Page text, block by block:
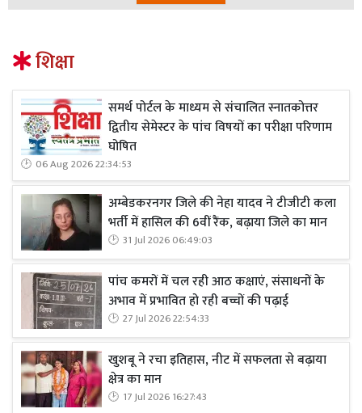
शिक्षा
समर्थ पोर्टल के माध्यम से संचालित स्नातकोत्तर
द्वितीय सेमेस्टर के पांच विषयों का परीक्षा परिणाम
घोषित
06 Aug 2026 22:34:53
अम्बेडकरनगर जिले की नेहा यादव ने टीजीटी कला
भर्ती में हासिल की 6वीं रैंक, बढ़ाया जिले का मान
31 Jul 2026 06:49:03
पांच कमरों में चल रही आठ कक्षाएं, संसाधनों के
अभाव में प्रभावित हो रही बच्चों की पढ़ाई
27 Jul 2026 22:54:33
खुशबू ने रचा इतिहास, नीट में सफलता से बढ़ाया
क्षेत्र का मान
17 Jul 2026 16:27:43